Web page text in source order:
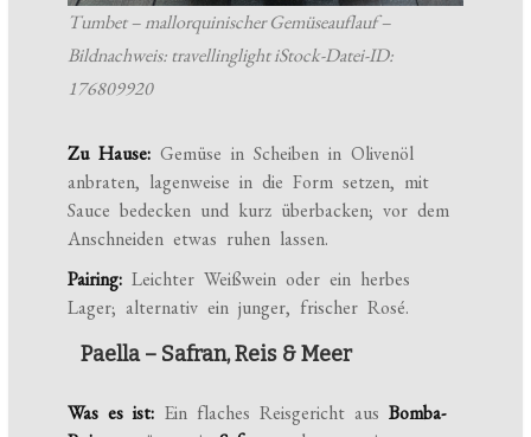
Tumbet – mallorquinischer Gemüseauflauf –
Bildnachweis: travellinglight iStock-Datei-ID:
176809920
Zu Hause: Gemüse in Scheiben in Olivenöl
anbraten, lagenweise in die Form setzen, mit
Sauce bedecken und kurz überbacken; vor dem
Anschneiden etwas ruhen lassen.
Pairing: Leichter Weißwein oder ein herbes
Lager; alternativ ein junger, frischer Rosé.
Paella – Safran, Reis & Meer
Was es ist: Ein flaches Reisgericht ausBomba-